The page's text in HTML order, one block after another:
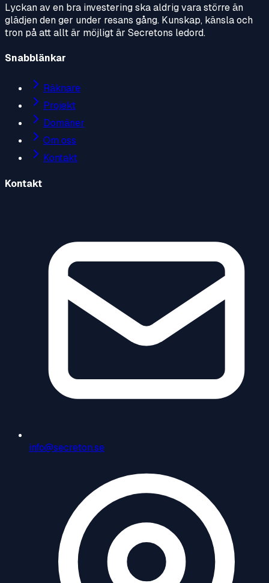
Lyckan av en bra investering ska aldrig vara större än
glädjen den ger under resans gång. Kunskap, känsla och
tron på att allt är möjligt är Secretons ledord.
Snabblänkar
Räknare
Projekt
Domäner
Om oss
Kontakt
Kontakt
info@secreton.se